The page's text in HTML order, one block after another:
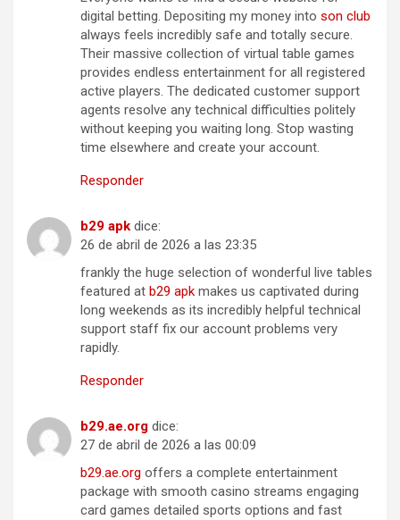
digital betting. Depositing my money into s​on​ ​c​l​u​b
always feels incredibly safe and totally secure.
Their massive collection of virtual table games
provides endless entertainment for all registered
active players. The dedicated customer support
agents resolve any technical difficulties politely
without keeping you waiting long. Stop wasting
time elsewhere and create your account.
Responder
b​2​9 ​ap​k dice:
26 de abril de 2026 a las 23:35
frankly the huge selection of wonderful live tables
featured at b​2​9​ ​ap​k makes us captivated during
long weekends as its incredibly helpful technical
support staff fix our account problems very
rapidly.
Responder
b​2​9.a​e​.​o​rg dice:
27 de abril de 2026 a las 00:09
b​29.ae.​o​rg offers a complete entertainment
package with smooth casino streams engaging
card games detailed sports options and fast